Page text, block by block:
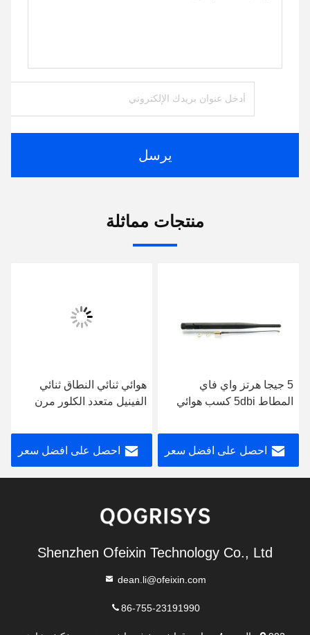
يرسل
منتجات مماثلة
5 جيجا هرتز واي فاي
المطاط 5dbi كسب هوائي
احصل على افضل سعر
هوائي ثنائي النطاق ثنائي
الفينيل متعدد الكلور مرن
ثنائي الفينيل متعدد الكلور
احصل على افضل سعر
Shenzhen Ofeixin Technology Co., Ltd
dean.li@ofeixin.com
86-755-23191990